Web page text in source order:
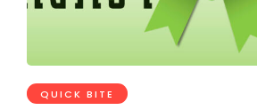
QUICK BITE